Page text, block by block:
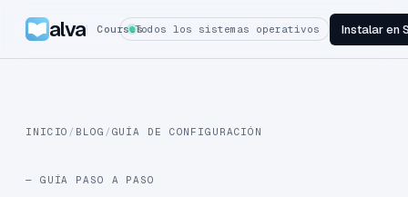
alva CoursesTodos los sistemas operativos Instalar en
INICIO / BLOG / GUÍA DE CONFIGURACIÓN
— GUÍA PASO A PASO